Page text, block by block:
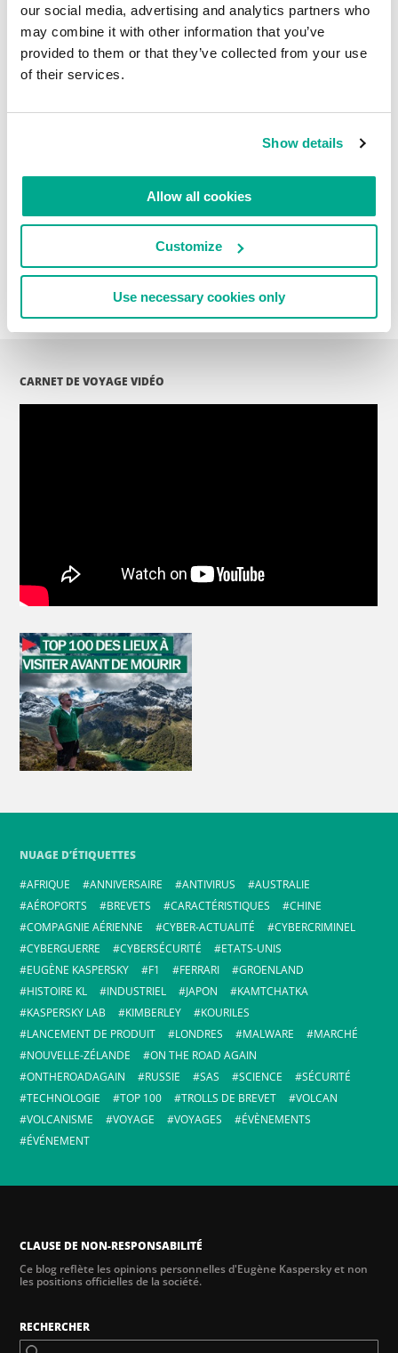
our social media, advertising and analytics partners who
may combine it with other information that you’ve
provided to them or that they’ve collected from your use
of their services.
Show details
Allow all cookies
Customize
Use necessary cookies only
LIRE LES COMMENTAIRES 0
CARNET DE VOYAGE VIDÉO
NUAGE D’ÉTIQUETTES
AFRIQUE
ANNIVERSAIRE ANTIVIRUS
AUSTRALIE
AÉROPORTS
BREVETS CARACTÉRISTIQUES
CHINE
COMPAGNIE AÉRIENNE
CYBER-ACTUALITÉ
CYBERCRIMINEL
CYBERGUERRE
CYBERSÉCURITÉ
ETATS-UNIS
EUGÈNE KASPERSKY
F1 FERRARI
GROENLAND
HISTOIRE KL
INDUSTRIEL JAPON
KAMTCHATKA
KASPERSKY LAB
KIMBERLEY
KOURILES
LANCEMENT DE PRODUIT
LONDRES MALWARE
MARCHÉ
NOUVELLE-ZÉLANDE
ON THE ROAD AGAIN
ONTHEROADAGAIN
RUSSIE SAS SCIENCE
SÉCURITÉ
TECHNOLOGIE
TOP 100 TROLLS DE BREVET
VOLCAN
VOLCANISME
VOYAGE VOYAGES
ÉVÈNEMENTS
ÉVÉNEMENT
CLAUSE DE NON-RESPONSABILITÉ
Ce blog reflète les opinions personnelles d'Eugène Kaspersky et non
les positions officielles de la société.
RECHERCHER